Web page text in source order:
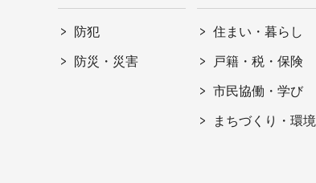
防犯
防災・災害
住まい・暮らし
戸籍・税・保険
市民協働・学び
まちづくり・環境